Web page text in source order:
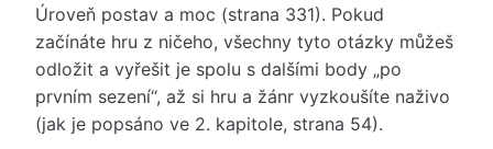
Úroveň postav a moc (strana 331). Pokud
začínáte hru z ničeho, všechny tyto otázky můžeš
odložit a vyřešit je spolu s dalšími body „po
prvním sezení“, až si hru a žánr vyzkoušíte naživo
(jak je popsáno ve 2. kapitole, strana 54).